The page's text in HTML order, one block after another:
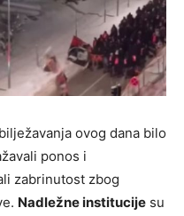
ovog dana bilo
ponos i
zabrinutost zbog
Nadležne institucije su